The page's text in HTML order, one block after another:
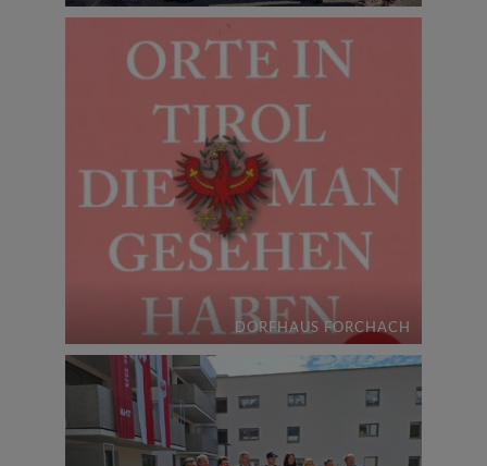
DORFHAUS FORCHACH